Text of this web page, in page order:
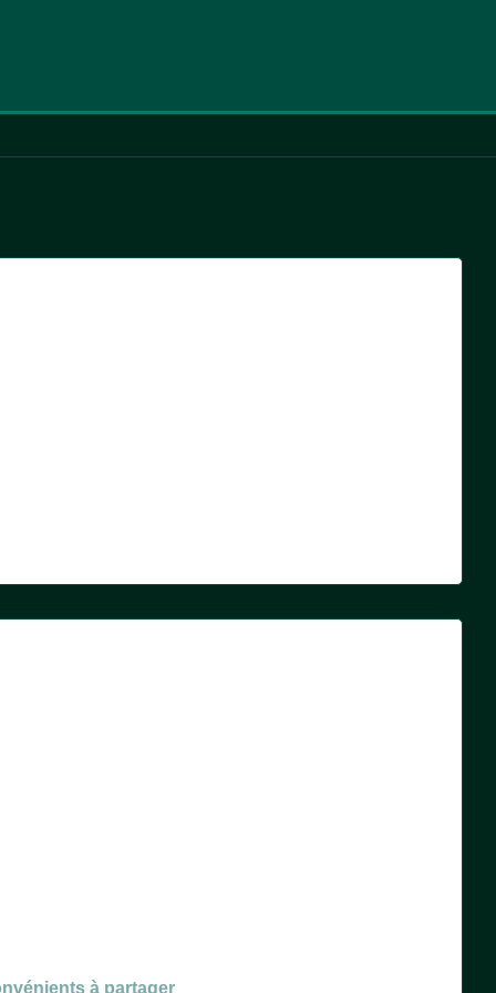
à partager